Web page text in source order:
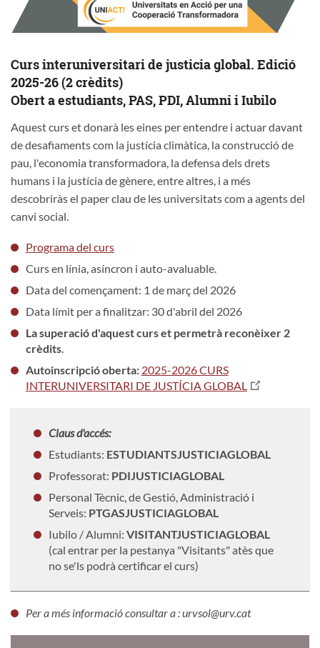
Curs interuniversitari de justicia global. Edició
2025-26 (2 crèdits)
Obert a estudiants, PAS, PDI, Alumni i Iubilo
Aquest curs et donarà les eines per entendre i actuar davant
de desafiaments com la justícia climàtica, la construcció de
pau, l'economia transformadora, la defensa dels drets
humans i la justícia de gènere, entre altres, i a més
descobriràs el paper clau de les universitats com a agents del
canvi social.
Programa del curs
Curs en línia, asíncron i auto-avaluable.
Data del començament: 1 de març del 2026
Data límit per a finalitzar: 30 d'abril del 2026
La superació d'aquest curs et permetrà reconèixer 2
crèdits.
Autoinscripció oberta: 2025-2026 CURS
INTERUNIVERSITARI DE JUSTÍCIA GLOBAL
Claus d'accés:
Estudiants: ESTUDIANTSJUSTICIAGLOBAL
Professorat: PDIJUSTICIAGLOBAL
Personal Tècnic, de Gestió, Administració i
Serveis: PTGASJUSTICIAGLOBAL
Iubilo / Alumni: VISITANTJUSTICIAGLOBAL
(cal entrar per la pestanya "Visitants" atès que
no se'ls podrà certificar el curs)
Per a més informació consultar a : urvsol@urv.cat